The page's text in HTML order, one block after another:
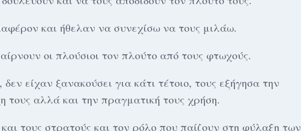
και ήθελαν να συνεχίσω να τους μιλάω.
οι πλούσιοι τον πλούτο από τους φτωχούς.
είχαν ξανακούσει για κάτι τέτοιο, τους εξήγησα την
τους αλλά και την πραγματική τους χρήση.
τους στρατούς και τον ρόλο που παίζουν στη φύλαξη των